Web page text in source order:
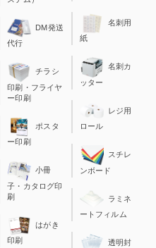
DM発送
代行
チラシ
印刷・フライヤ
ー印刷
ポスタ
ー印刷
小冊
子・カタログ印
刷
はがき
印刷
名刺用
紙
名刺カ
ッター
レジ用
ロール
スチレ
ンボード
ラミネ
ートフィルム
透明封